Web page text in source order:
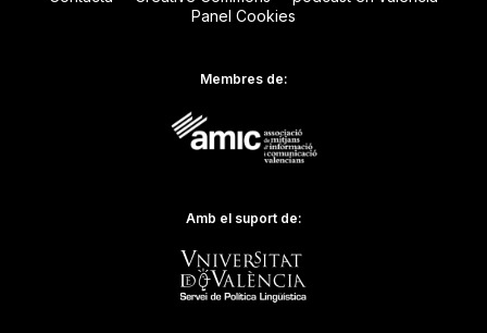
Panel Cookies
Membres de:
Amb el suport de: